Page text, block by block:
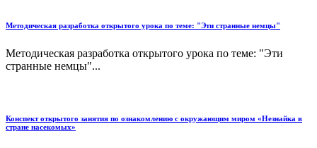
Методическая разработка открытого урока по теме: "Эти странные немцы"
Методическая разработка открытого урока по теме: "Эти
странные немцы"...
Конспект открытого занятия по ознакомлению с окружающим миром «Незнайка в
стране насекомых»